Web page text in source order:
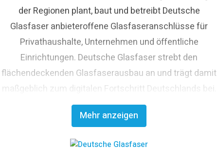
Mehr anzeigen
der Regionen plant, baut und betreibt Deutsche
Glasfaser anbieteroffene Glasfaseranschlüsse für
Privathaushalte, Unternehmen und öffentliche
Einrichtungen. Deutsche Glasfaser strebt den
flächendeckenden Glasfaserausbau an und trägt damit
maßgeblich zum digitalen Fortschritt Deutschlands bei.
Deutsche Glasfaser Spezialist für einen schnellen und
kosteneffizienten FTTH-Ausbau. Die
Unternehmensgruppe zählt zu den finanzstärksten